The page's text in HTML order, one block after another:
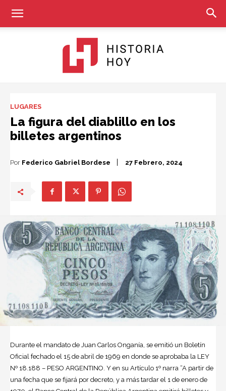
Hoy
LUGARES
La figura del diablillo en los
billetes argentinos
Por Federico Gabriel Bordese 27 Febrero, 2024
Durante el mandato de Juan Carlos Onganía, se emitió un Boletín
Oficial fechado el 15 de abril de 1969 en donde se aprobaba la LEY
Nº 18.188 – PESO ARGENTINO. Y en su Artículo 1º narra “A partir de
una fecha que se fijará por decreto, y a más tardar el 1 de enero de